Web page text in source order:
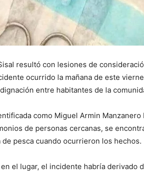
resultó con lesiones de
ocurrido la mañana de este
entre habitantes de la
como Miguel Armin Manzanero
de personas cercanas, se
pesca cuando ocurrieron los hechos.
el lugar, el incidente habría derivado